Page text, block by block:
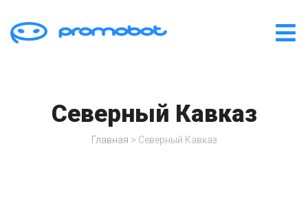
Северный Кавказ
Главная > Северный Кавказ